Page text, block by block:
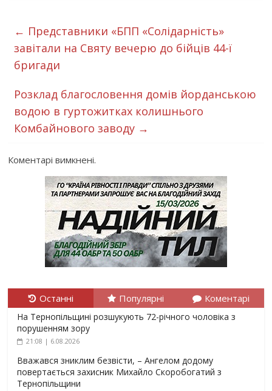
← Представники «БПП «Солідарність»
завітали на Святу вечерю до бійців 44-ї
бригади
Розклад благословення домів йорданською
водою в гуртожитках колишнього
Комбайнового заводу →
Коментарі вимкнені.
Останні Популярні Коментарі
На Тернопільщині розшукують 72-річного чоловіка з
порушенням зору
21:08 | 6.08.2026
Вважався зниклим безвісти, – Ангелом додому
повертається захисник Михайло Скоробогатий з
Тернопільщини